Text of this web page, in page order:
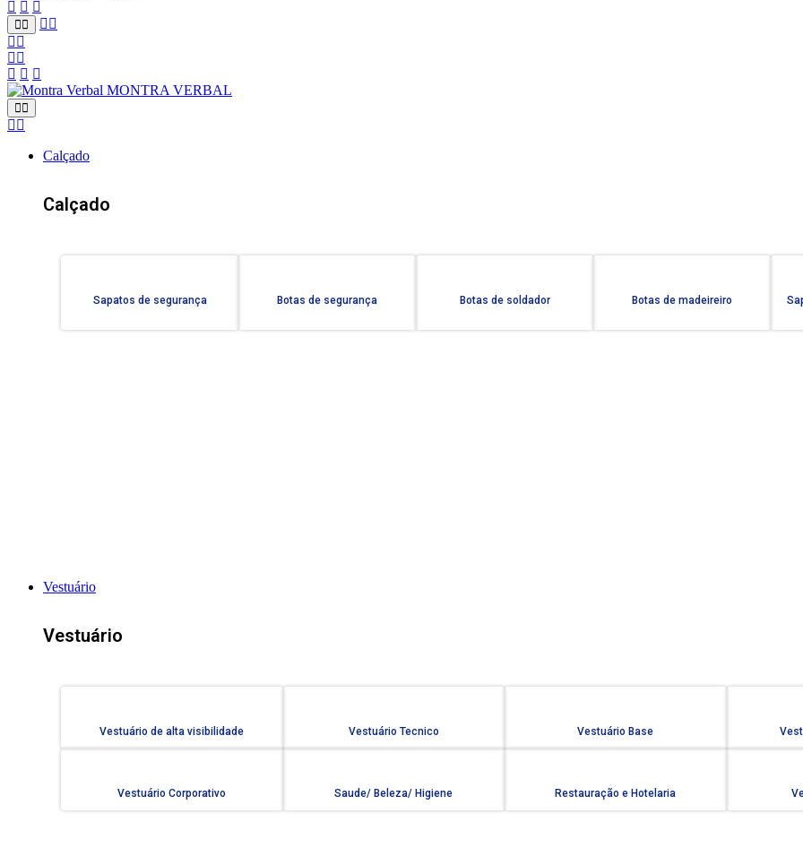
MONTRA VERBAL
Calçado
Calçado
Sapatos de segurança Botas de segurança Botas de soldador Botas de madeireiro
Vestuário
Vestuário
Vestuário de alta visibilidade Vestuário Tecnico Vestuário Base
Vestuário Corporativo Saude/ Beleza/ Higiene Restauração e Hotelaria